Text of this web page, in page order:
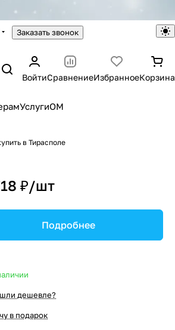
Заказать звонок
ВойтиСравнениеИзбранноеКорзина
УслугиOM
в Тирасполе
₽/шт
Подробнее
дешевле?
в подарок